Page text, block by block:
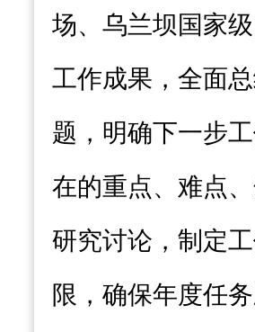
场、 乌兰坝国家
工作成果，全面
题，明确下一步
在的重点、难点
研究讨论， 制定
限， 确保年度任